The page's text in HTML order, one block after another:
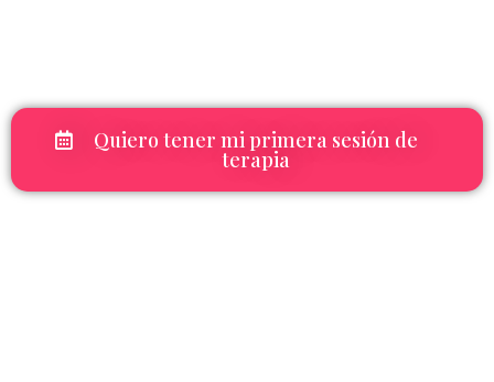
Quiero tener mi primera sesión de
terapia